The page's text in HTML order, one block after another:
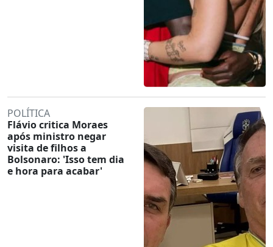
POLÍTICA
Flávio critica Moraes
após ministro negar
visita de filhos a
Bolsonaro: 'Isso tem dia
e hora para acabar'